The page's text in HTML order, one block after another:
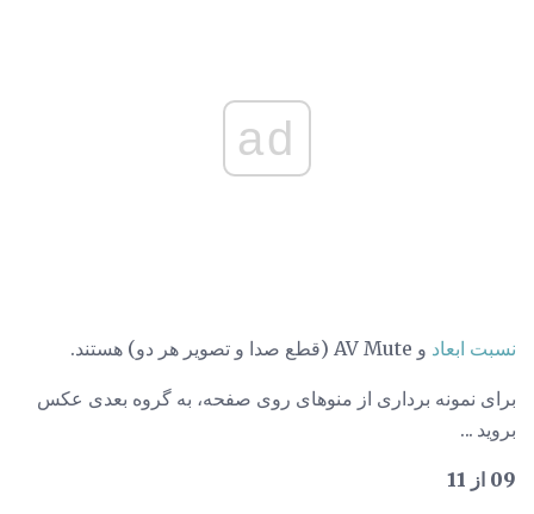
ad
نسبت ابعاد و AV Mute (قطع صدا و تصویر هر دو) هستند.
برای نمونه برداری از منوهای روی صفحه، به گروه بعدی عکس
بروید ...
09 از 11